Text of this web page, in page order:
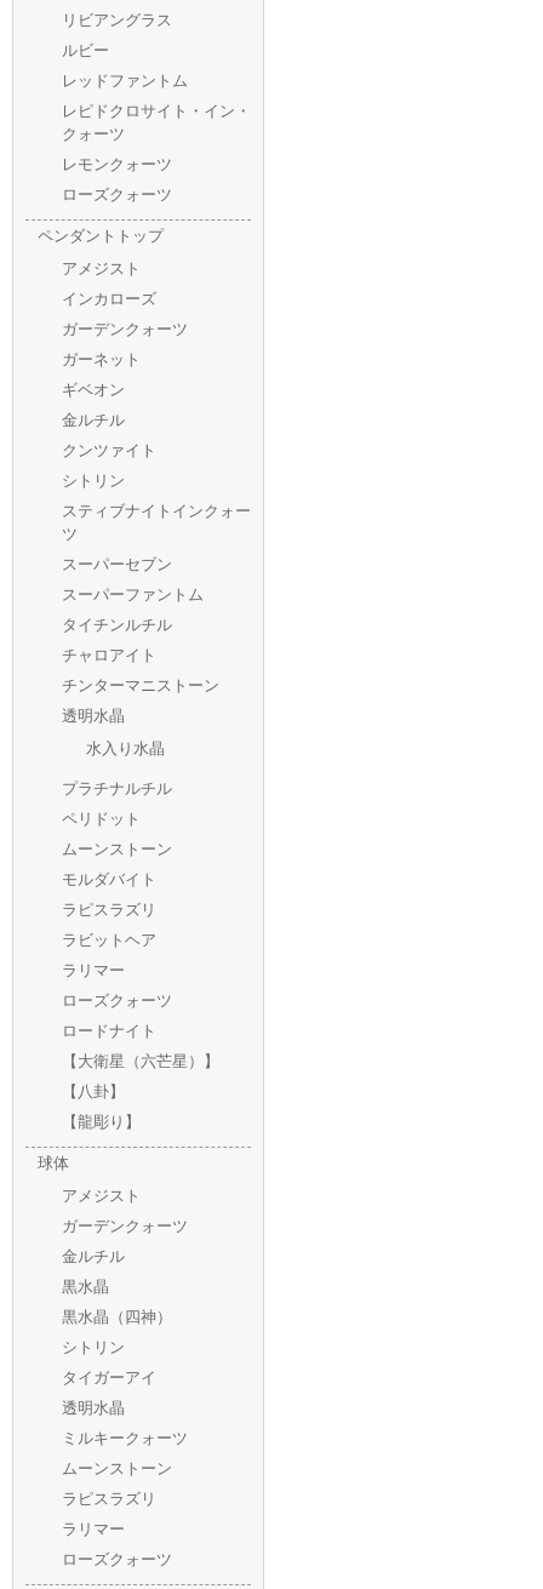
リビアングラス
ルビー
レッドファントム
レピドクロサイト・イン・
クォーツ
レモンクォーツ
ローズクォーツ
ペンダントトップ
アメジスト
インカローズ
ガーデンクォーツ
ガーネット
ギベオン
金ルチル
クンツァイト
シトリン
スティブナイトインクォー
ツ
スーパーセブン
スーパーファントム
タイチンルチル
チャロアイト
チンターマニストーン
透明水晶
水入り水晶
プラチナルチル
ペリドット
ムーンストーン
モルダバイト
ラピスラズリ
ラビットヘア
ラリマー
ローズクォーツ
ロードナイト
【大衛星（六芒星）】
【八卦】
【龍彫り】
球体
アメジスト
ガーデンクォーツ
金ルチル
黒水晶
黒水晶（四神）
シトリン
タイガーアイ
透明水晶
ミルキークォーツ
ムーンストーン
ラピスラズリ
ラリマー
ローズクォーツ